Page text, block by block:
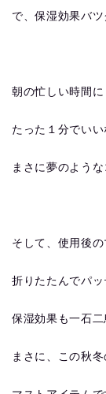
で、保湿効果バ
朝の忙しい時間に
たった１分でいい
まさに夢のよう
そして、使用後の
折りたたんでパ
保湿効果も一石二
まさに、この秋冬